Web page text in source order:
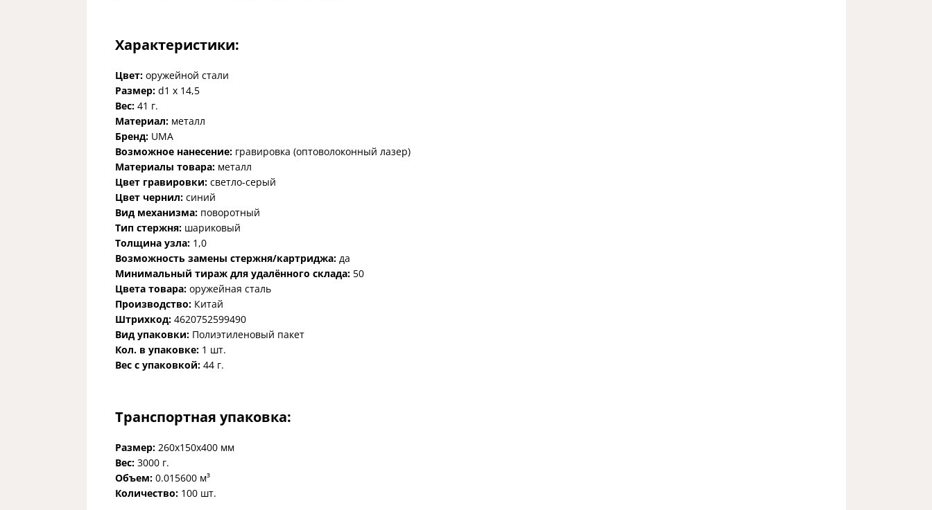
Характеристики:
Цвет: оружейной стали
Размер: d1 х 14,5
Вес: 41 г.
Материал:металл
Бренд:UMA
Возможное нанесение: гравировка (оптоволоконный лазер)
Материалы товара: металл
Цвет гравировки: светло-серый
Цвет чернил: синий
Вид механизма: поворотный
Тип стержня: шариковый
Толщина узла: 1,0
Возможность замены стержня/картриджа: да
Минимальный тираж для удалённого склада: 50
Цвета товара: оружейная сталь
Производство: Китай
Штрихкод: 4620752599490
Вид упаковки: Полиэтиленовый пакет
Кол. в упаковке: 1 шт.
Вес с упаковкой: 44 г.
Транспортная упаковка:
Размер: 260x150x400 мм
Вес: 3000 г.
Объем: 0.015600 м³
Количество: 100 шт.